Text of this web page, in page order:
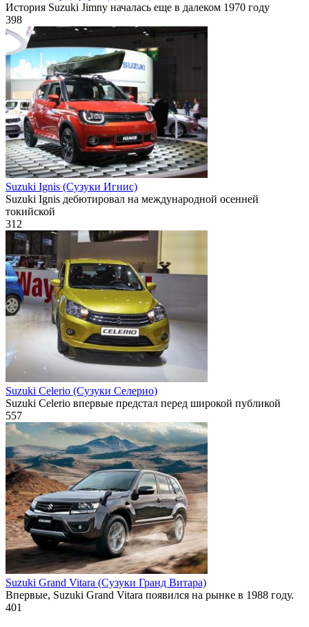
История Suzuki Jimny началась еще в далеком 1970 году
398
Suzuki Ignis (Сузуки Игнис)
Suzuki Ignis дебютировал на международной осенней
токийской
312
Suzuki Celerio (Сузуки Селерио)
Suzuki Celerio впервые предстал перед широкой публикой
557
Suzuki Grand Vitara (Сузуки Гранд Витара)
Впервые, Suzuki Grand Vitara появился на рынке в 1988 году.
401